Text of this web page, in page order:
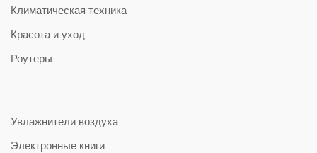
Климатическая техника
Красота и уход
Роутеры
Увлажнители воздуха
Электронные книги